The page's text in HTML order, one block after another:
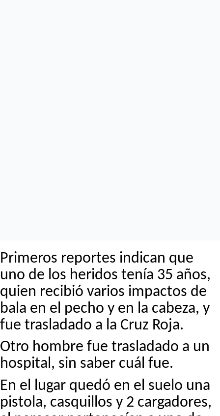
Primeros reportes indican que
uno de los heridos tenía 35 años,
quien recibió varios impactos de
bala en el pecho y en la cabeza, y
fue trasladado a la Cruz Roja.
Otro hombre fue trasladado a un
hospital, sin saber cuál fue.
En el lugar quedó en el suelo una
pistola, casquillos y 2 cargadores,